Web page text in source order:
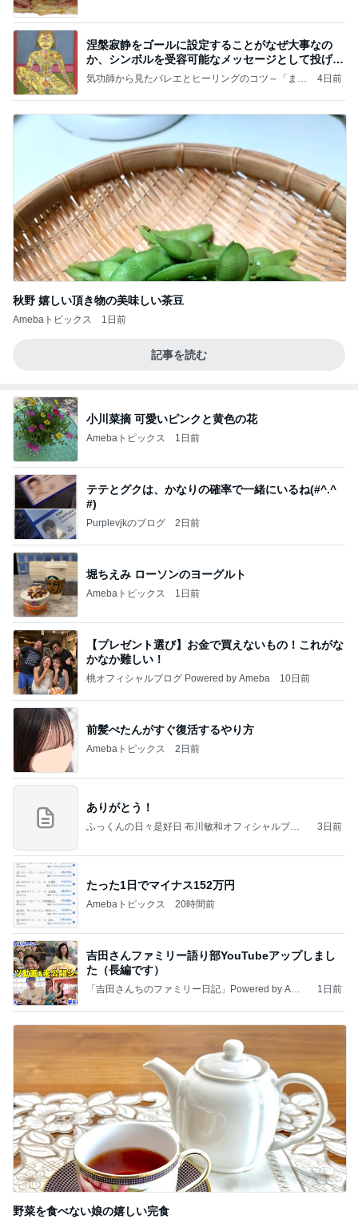
涅槃寂静をゴールに設定することがなぜ大事なの
か、シンボルを受容可能なメッセージとして投げる
ことが
気功師から見たバレエとヒーリングのコツ～「まと
4日前
秋野 嬉しい頂き物の美味しい茶豆
Amebaトピックス 1日前
記事を読む
小川菜摘 可愛いピンクと黄色の花
Amebaトピックス 1日前
テテとグクは、かなりの確率で一緒にいるね(#^.^
#)
Purplevjkのブログ 2日前
堀ちえみ ローソンのヨーグルト
Amebaトピックス 1日前
【プレゼント選び】お金で買えないもの！これがな
かなか難しい！
桃オフィシャルブログ Powered by Ameba 10日前
前髪ぺたんがすぐ復活するやり方
Amebaトピックス 2日前
ありがとう！
ふっくんの日々是好日 布川敏和オフィシャルブロ
3日前
たった1日でマイナス152万円
Amebaトピックス 20時間前
吉田さんファミリー語り部YouTubeアップしまし
た（長編です）
「吉田さんちのファミリー日記」Powered by Ame
1日前
野菜を食べない娘の嬉しい完食